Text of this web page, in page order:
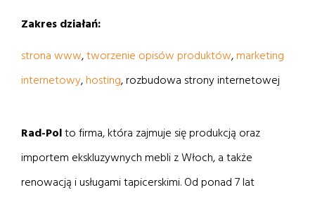
Zakres działań:
strona www,tworzenie opisów produktów,marketing
internetowy,hosting, rozbudowa strony internetowej
Rad-Polto firma, która zajmuje się produkcją oraz
importem ekskluzywnych mebli z Włoch, a także
renowacją i usługami tapicerskimi. Od ponad 7 lat